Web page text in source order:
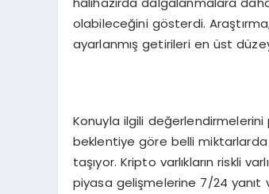
olabileceğini gösterdi.
ayarlanmış getirileri en üst
Konuyla ilgili değerlendirmelerini
beklentiye göre belli
taşıyor. Kripto varlıkların riskli
piyasa gelişmelerine 7/24 yanıt